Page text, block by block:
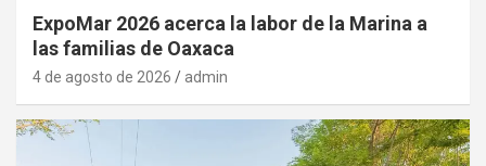
ExpoMar 2026 acerca la labor de la Marina a
las familias de Oaxaca
4 de agosto de 2026 admin